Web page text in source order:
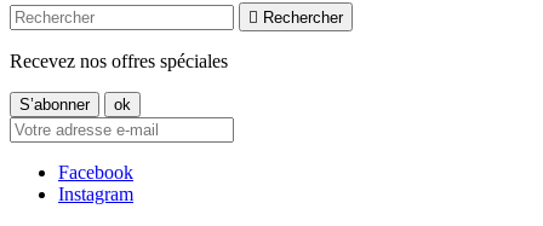
 Rechercher
Recevez nos offres spéciales
Facebook
Instagram